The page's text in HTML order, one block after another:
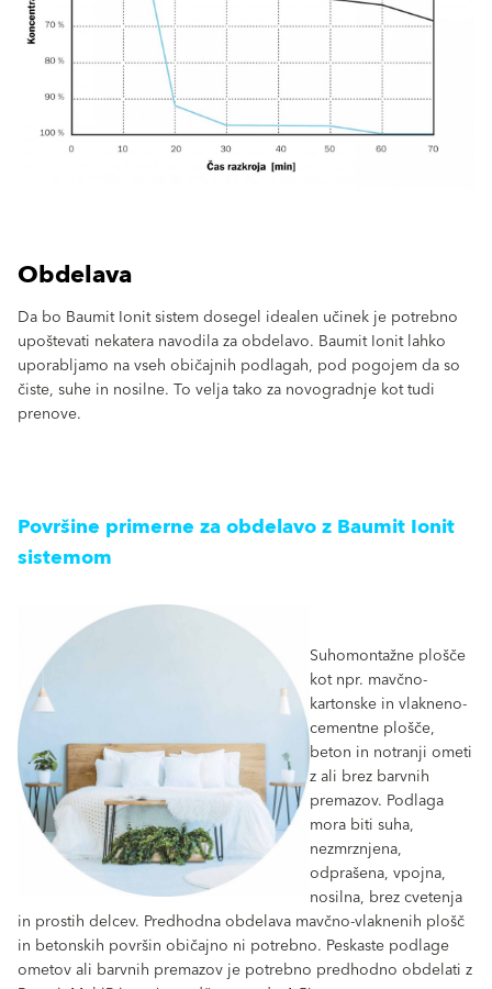
Obdelava
Da bo Baumit Ionit sistem dosegel idealen učinek je potrebno
upoštevati nekatera navodila za obdelavo. Baumit Ionit lahko
uporabljamo na vseh običajnih podlagah, pod pogojem da so
čiste, suhe in nosilne. To velja tako za novogradnje kot tudi
prenove.
Površine primerne za obdelavo z Baumit Ionit
sistemom
Suhomontažne plošče
kot npr. mavčno-
kartonske in vlakneno-
cementne plošče,
beton in notranji ometi
z ali brez barvnih
premazov. Podlaga
mora biti suha,
nezmrznjena,
odprašena, vpojna,
nosilna, brez cvetenja
in prostih delcev. Predhodna obdelava mavčno-vlaknenih plošč
in betonskih površin običajno ni potrebno. Peskaste podlage
ometov ali barvnih premazov je potrebno predhodno obdelati z